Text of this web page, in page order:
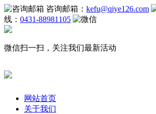
咨询邮箱： kefu@qiye126.com
线： 0431-88981105
微信扫一扫，关注我们最新活动
网站首页
关于我们